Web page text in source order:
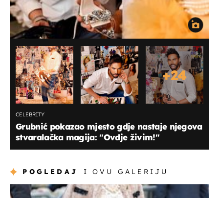
+24
CELEBRITY
Grubnić pokazao mjesto gdje nastaje njegova
stvaralačka magija: "Ovdje živim!"
POGLEDAJ I OVU GALERIJU